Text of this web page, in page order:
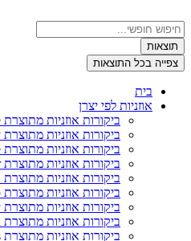
לתוכן
Search
...תוצאות
צפייה בכל התוצאות
בית
אוזניות לפי יצרן
ביקורות אוזניות מתוצרת Apple
ביקורות אוזניות מתוצרת Sony
ביקורות אוזניות מתוצרת 1More
ביקורות אוזניות מתוצרת Sennheiser
ביקורות אוזניות מתוצרת Logitech G
ביקורות אוזניות מתוצרת JLab
ביקורות אוזניות מתוצרת Skullcandy
ביקורות אוזניות מתוצרת Jabra
ביקורות אוזניות מתוצרת BuddyPhones